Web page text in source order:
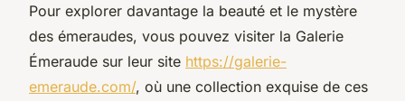
Pour explorer davantage la beauté et le mystère
des émeraudes, vous pouvez visiter la Galerie
Émeraude sur leur site https://galerie-
emeraude.com/, où une collection exquise de ces